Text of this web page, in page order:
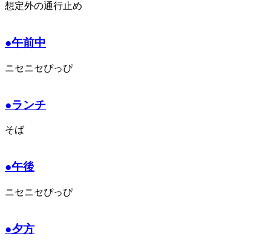
想定外の通行止め
●午前中
ニセニセぴっぴ
●ランチ
そば
●午後
ニセニセぴっぴ
●夕方